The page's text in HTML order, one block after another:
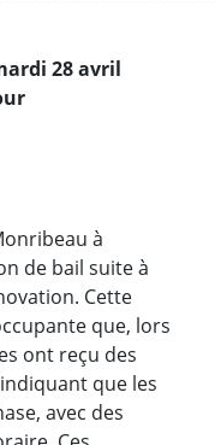
28 avril
à
de bail suite à
Cette
que, lors
ont reçu des
que les
avec des